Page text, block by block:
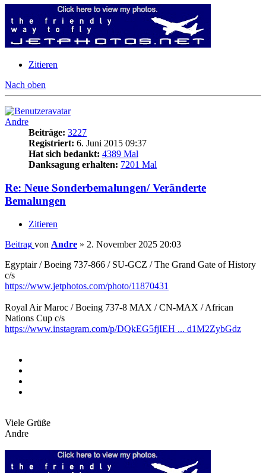
Zitieren
Nach oben
Andre
Beiträge: 3227
Registriert: 6. Juni 2015 09:37
Hat sich bedankt: 4389 Mal
Danksagung erhalten: 7201 Mal
Re: Neue Sonderbemalungen/ Veränderte
Bemalungen
Zitieren
Beitrag von Andre » 2. November 2025 20:03
Egyptair / Boeing 737-866 / SU-GCZ / The Grand Gate of History
c/s
https://www.jetphotos.com/photo/11870431
Royal Air Maroc / Boeing 737-8 MAX / CN-MAX / African
Nations Cup c/s
https://www.instagram.com/p/DQkEG5fjIEH ... d1M2ZybGdz
Viele Grüße
Andre